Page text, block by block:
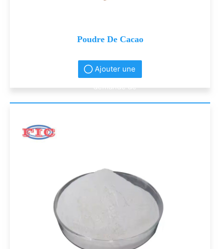
Poudre De Cacao
Ajouter une
demande de
renseignement